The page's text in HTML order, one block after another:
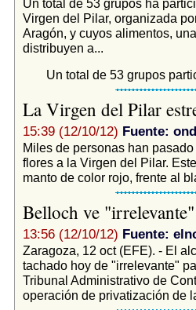
Un total de 53 grupos ha
Virgen del Pilar, organizada
Aragón, y cuyos alimentos,
distribuyen a...
Un total de 53 grupos
La Virgen del Pilar
15:39 (12/10/12) Fuente:
Miles de personas han
flores a la Virgen del Pilar.
manto de color rojo, frente al
Belloch ve
13:56 (12/10/12) Fuente:
Zaragoza, 12 oct (EFE). - El
tachado hoy de "irrelevante"
Tribunal Administrativo de
operación de privatización de